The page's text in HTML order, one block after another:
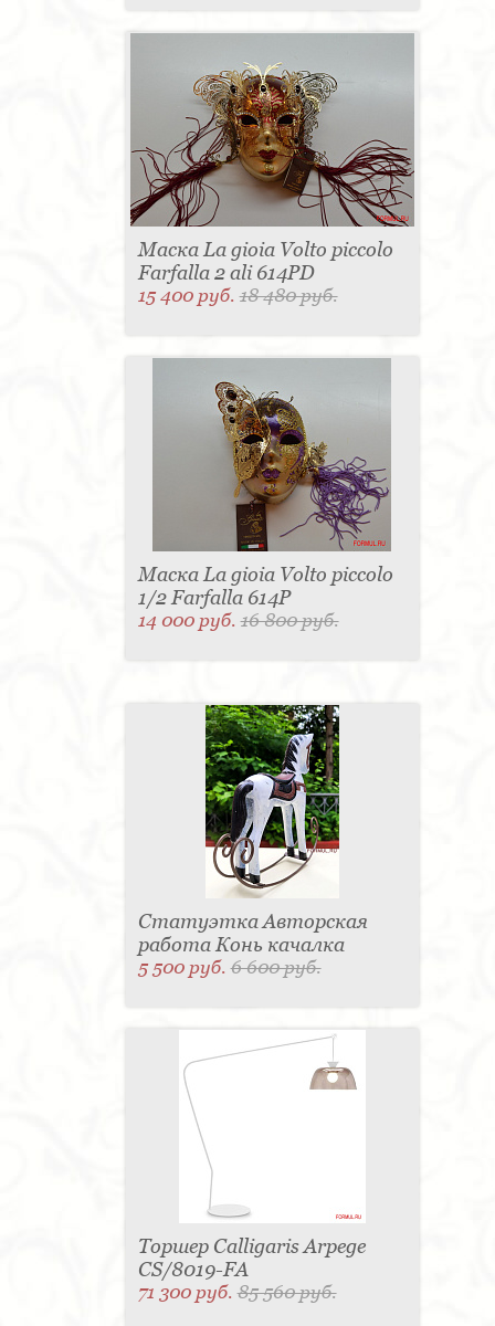
Маска La gioia Volto piccolo
Farfalla 2 ali 614PD
15 400 руб.18 480 руб.
Маска La gioia Volto piccolo
1/2 Farfalla 614P
14 000 руб.16 800 руб.
Статуэтка Авторская
работа Конь качалка
5 500 руб.6 600 руб.
Торшер Calligaris Arpege
CS/8019-FA
71 300 руб.85 560 руб.